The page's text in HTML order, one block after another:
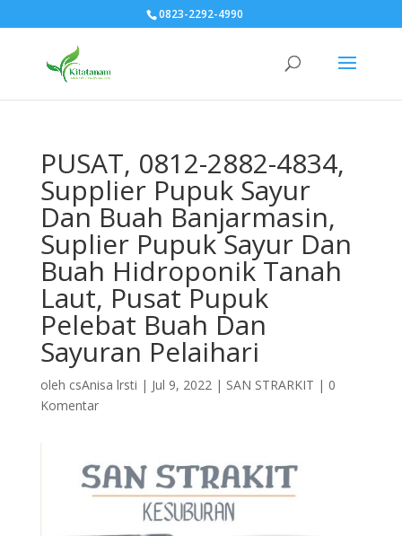
0823-2292-4990
PUSAT, 0812-2882-4834,
Supplier Pupuk Sayur
Dan Buah Banjarmasin,
Suplier Pupuk Sayur Dan
Buah Hidroponik Tanah
Laut, Pusat Pupuk
Pelebat Buah Dan
Sayuran Pelaihari
oleh csAnisa lrsti | Jul 9, 2022| SAN STRARKIT | 0
Komentar